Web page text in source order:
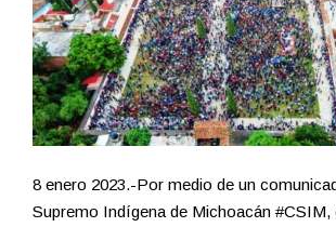
8 enero 2023.-Por medio de un
Supremo Indígena de Michoacán #CSIM,